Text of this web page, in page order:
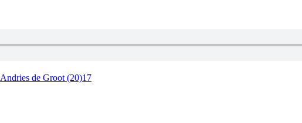
Andries de Groot (20)17